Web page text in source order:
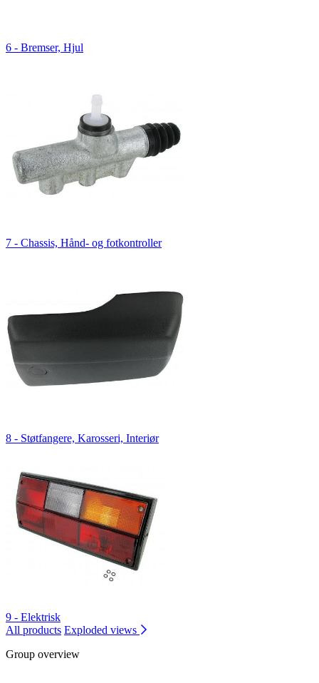
6 - Bremser, Hjul
7 - Chassis, Hånd- og fotkontroller
8 - Støtfangere, Karosseri, Interiør
9 - Elektrisk
All products Exploded views
Group overview